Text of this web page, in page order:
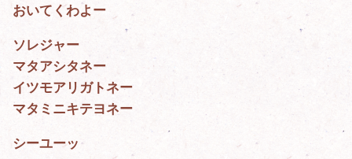
おいてくわよー
ソレジャー
マタアシタネー
イツモアリガトネー
マタミニキテヨネー
シーユーッ